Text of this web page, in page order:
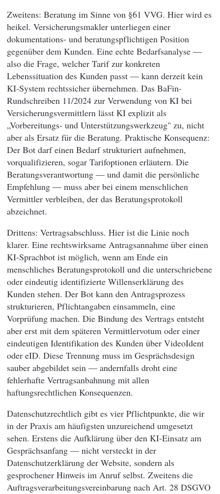
Zweitens: Beratung im Sinne von §61 VVG. Hier wird es
heikel. Versicherungsmakler unterliegen einer
dokumentations- und beratungspflichtigen Position
gegenüber dem Kunden. Eine echte Bedarfsanalyse —
also die Frage, welcher Tarif zur konkreten
Lebenssituation des Kunden passt — kann derzeit kein
KI-System rechtssicher übernehmen. Das BaFin-
Rundschreiben 11/2024 zur Verwendung von KI bei
Versicherungsvermittlern lässt KI explizit als
„Vorbereitungs- und Unterstützungswerkzeug" zu, nicht
aber als Ersatz für die Beratung. Praktische Konsequenz:
Der Bot darf einen Bedarf strukturiert aufnehmen,
vorqualifizieren, sogar Tarifoptionen erläutern. Die
Beratungsverantwortung — und damit die persönliche
Empfehlung — muss aber bei einem menschlichen
Vermittler verbleiben, der das Beratungsprotokoll
abzeichnet.
Drittens: Vertragsabschluss. Hier ist die Linie noch
klarer. Eine rechtswirksame Antragsannahme über einen
KI-Sprachbot ist möglich, wenn am Ende ein
menschliches Beratungsprotokoll und die unterschriebene
oder eindeutig identifizierte Willenserklärung des
Kunden stehen. Der Bot kann den Antragsprozess
strukturieren, Pflichtangaben einsammeln, eine
Vorprüfung machen. Die Bindung des Vertrags entsteht
aber erst mit dem späteren Vermittlervotum oder einer
eindeutigen Identifikation des Kunden über VideoIdent
oder eID. Diese Trennung muss im Gesprächsdesign
sauber abgebildet sein — andernfalls droht eine
fehlerhafte Vertragsanbahnung mit allen
haftungsrechtlichen Konsequenzen.
Datenschutzrechtlich gibt es vier Pflichtpunkte, die wir
in der Praxis am häufigsten unzureichend umgesetzt
sehen. Erstens die Aufklärung über den KI-Einsatz am
Gesprächsanfang — nicht versteckt in der
Datenschutzerklärung der Website, sondern als
gesprochener Hinweis im Anruf selbst. Zweitens die
Auftragsverarbeitungsvereinbarung nach Art. 28 DSGVO